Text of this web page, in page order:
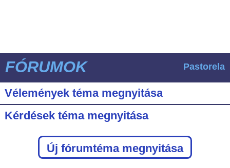
FÓRUMOK Pastorela
Vélemények téma megnyitása
Kérdések téma megnyitása
Új fórumtéma megnyitása